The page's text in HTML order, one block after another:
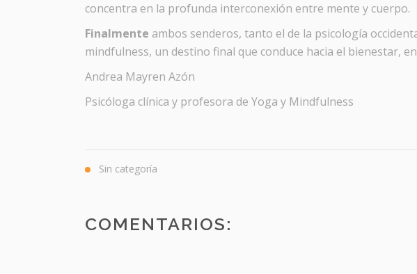
concentra en la profunda interconexión entre mente y cuerpo.
Finalmente ambos senderos, tanto el de la psicología
mindfulness, un destino final que conduce hacia el bienestar,
Andrea Mayren Azón
Psicóloga clínica y profesora de Yoga y Mindfulness
Sin categoría
COMENTARIOS: